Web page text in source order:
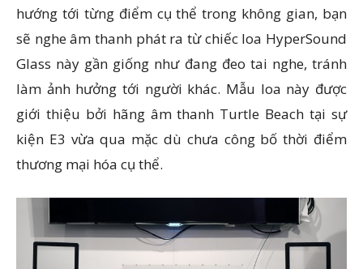
hướng tới từng điểm cụ thể trong không gian, bạn
sẽ nghe âm thanh phát ra từ chiếc loa HyperSound
Glass này gần giống như đang đeo tai nghe, tránh
làm ảnh hưởng tới người khác. Mẫu loa này được
giới thiệu bởi hãng âm thanh Turtle Beach tại sự
kiện E3 vừa qua mặc dù chưa công bố thời điểm
thương mại hóa cụ thể.